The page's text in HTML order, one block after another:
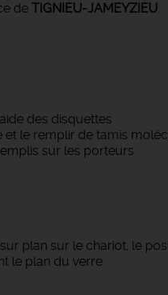
de TIGNIEU-JAMEYZIEU.
des disquettes
le remplir de tamis
sur les porteurs
plan sur le chariot, le
le plan du verre